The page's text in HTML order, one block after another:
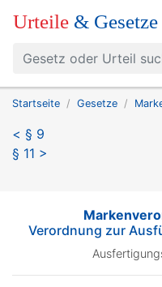
Urteile & Gesetze
Startseite Gesetze
< § 9
§ 11 >
Verordnung zur